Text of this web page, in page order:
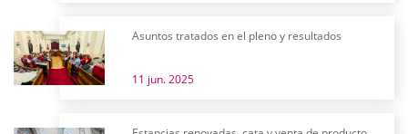
Asuntos tratados en el pleno y resultados
11 jun. 2025